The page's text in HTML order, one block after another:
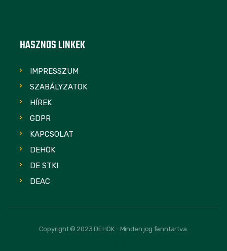
HASZNOS LINKEK
IMPRESSZUM
SZABÁLYZATOK
HÍREK
GDPR
KAPCSOLAT
DEHÖK
DE STKI
DEAC
Copyright © 2023 DEHÖK - Minden jog fenntartva.